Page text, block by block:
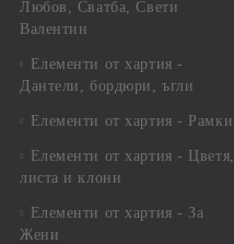
Любов, Сватба, Свети
Валентин
Елементи от хартия -
Дантели, бордюри, ъгли
Елементи от хартия - Рамки
Елементи от хартия - Цветя,
листа и клони
Елементи от хартия - За
Жени